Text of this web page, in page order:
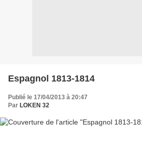
Espagnol 1813-1814
Publié le 17/04/2013 à 20:47
Par LOKEN 32